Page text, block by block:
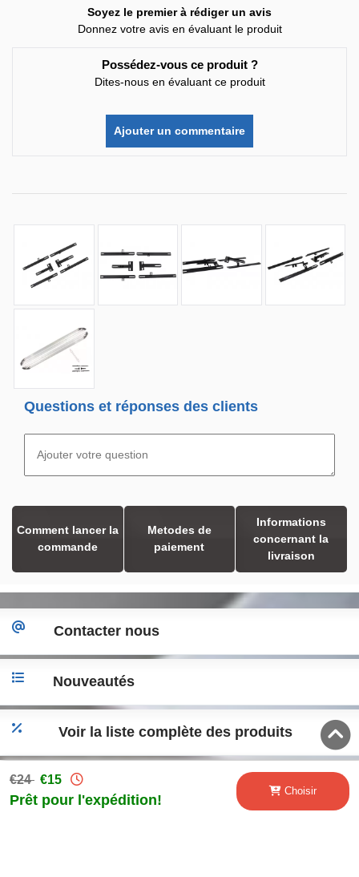
Soyez le premier à rédiger un avis
Donnez votre avis en évaluant le produit
Possédez-vous ce produit ?
Dites-nous en évaluant ce produit
Ajouter un commentaire
Questions et réponses des clients
Comment lancer la
commande
Metodes de
paiement
Informations
concernant la
livraison
€24 €15
Prêt pour l'expédition!
Choisir
Contacter nous
Nouveautés
Voir la liste complète des produits
Accéder a la version desktop